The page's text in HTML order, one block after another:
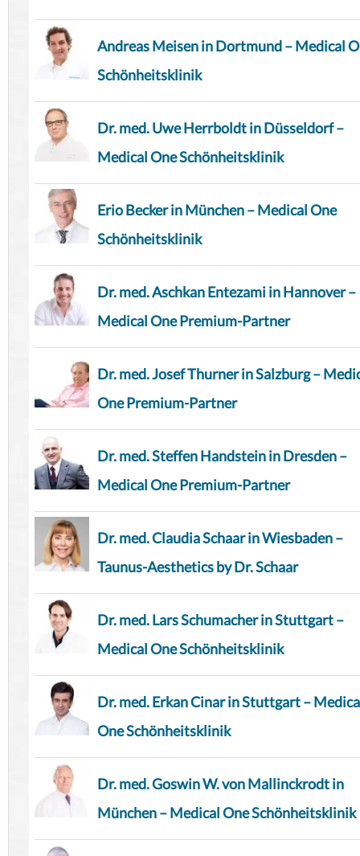
Andreas Meisen in Dortmund – Medical
Schönheitsklinik
Dr. med. Uwe Herrboldt in Düsseldorf –
Medical One Schönheitsklinik
Erio Becker in München – Medical One
Schönheitsklinik
Dr. med. Aschkan Entezami in Hannover –
Medical One Premium-Partner
Dr. med. Josef Thurner in Salzburg –
One Premium-Partner
Dr. med. Steffen Handstein in Dresden –
Medical One Premium-Partner
Dr. med. Claudia Schaar in Wiesbaden –
Taunus-Aesthetics by Dr. Schaar
Dr. med. Lars Schumacher in Stuttgart –
Medical One Schönheitsklinik
Dr. med. Erkan Cinar in Stuttgart –
One Schönheitsklinik
Dr. med. Goswin W. von Mallinckrodt in
München – Medical One Schönheitsklinik